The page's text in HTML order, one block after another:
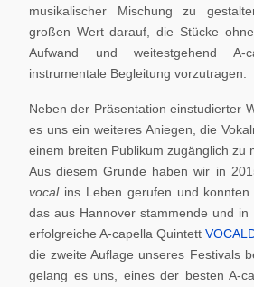
musikalischer Mischung zu
großen Wert darauf, die Stücke
Aufwand und weitestgehend A-
instrumentale Begleitung vorzutragen.
Neben der Präsentation einstudierter
es uns ein weiteres Aniegen, die
einem breiten Publikum zugänglich zu
Aus diesem Grunde haben wir in
vocal ins Leben gerufen und
das aus Hannover stammende und in
erfolgreiche A-capella Quintett
die zweite Auflage unseres Festivals
gelang es uns, eines der besten A-